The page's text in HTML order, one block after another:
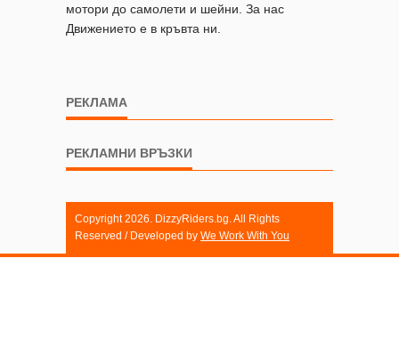
мотори до самолети и шейни. За нас
Движението е в кръвта ни.
РЕКЛАМА
РЕКЛАМНИ ВРЪЗКИ
Copyright 2026. DizzyRiders.bg. All Rights
Reserved / Developed by We Work With You